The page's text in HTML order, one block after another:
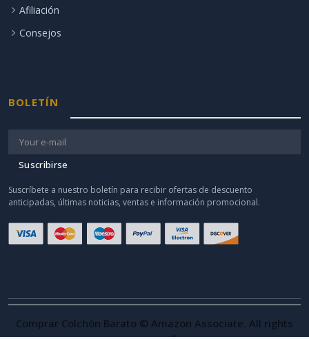
Afiliación
Consejos
BOLETÍN
Suscribirse
Suscríbete a nuestro boletín para recibir ofertas de descuento
anticipadas, últimas noticias, ventas e información promocional.
Comprar Colchón Barato © Amazon Associate. All rights